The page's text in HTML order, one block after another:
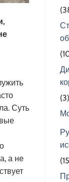
Суть
а не
(3)